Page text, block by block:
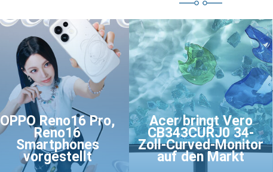
OPPO Reno16 Pro,
Reno16
Smartphones
vorgestellt
Acer bringt Vero
CB343CURJ0 34-
Zoll-Curved-Monitor
auf den Markt